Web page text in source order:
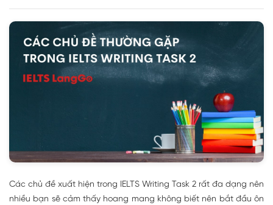
Các chủ đề xuất hiện trong IELTS Writing Task 2 rất đa dạng nên
nhiều bạn sẽ cảm thấy hoang mang không biết nên bắt đầu ôn